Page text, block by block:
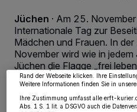
Jüchen · Am 25.
Internationale Tag zur
Mädchen und Frauen. In
November wird wie in
Jüchen die Flagge „frei
Gleichstellungsstelle als
und deutlich betont: „Jedes
ein Recht auf ein freies,
wie Browserdaten oder eindeutige
von OK aktivieren Sie Tracking-
Partner verarbeiten Daten, um Ihnen
Zwecke. Wenn Tracker deaktiviert sind,
möglicherweise nicht mehr so relevant für
wieder aufrufen, um Ihre Einstellungen
widerrufen, indem Sie auf den Link
Rand der Webseite klicken. Ihre
Weitere Informationen finden Sie in
Ihre Zustimmung umfasst alle erft-
Abs. 1 S. 1 lit. a DSGVO auch die